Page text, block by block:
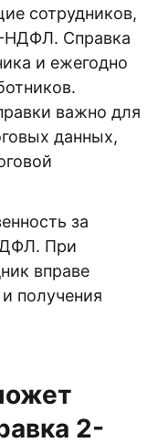
сотрудников,
НДФЛ. Справка
и ежегодно
важно для
данных,
за
При
вправе
получения
2-